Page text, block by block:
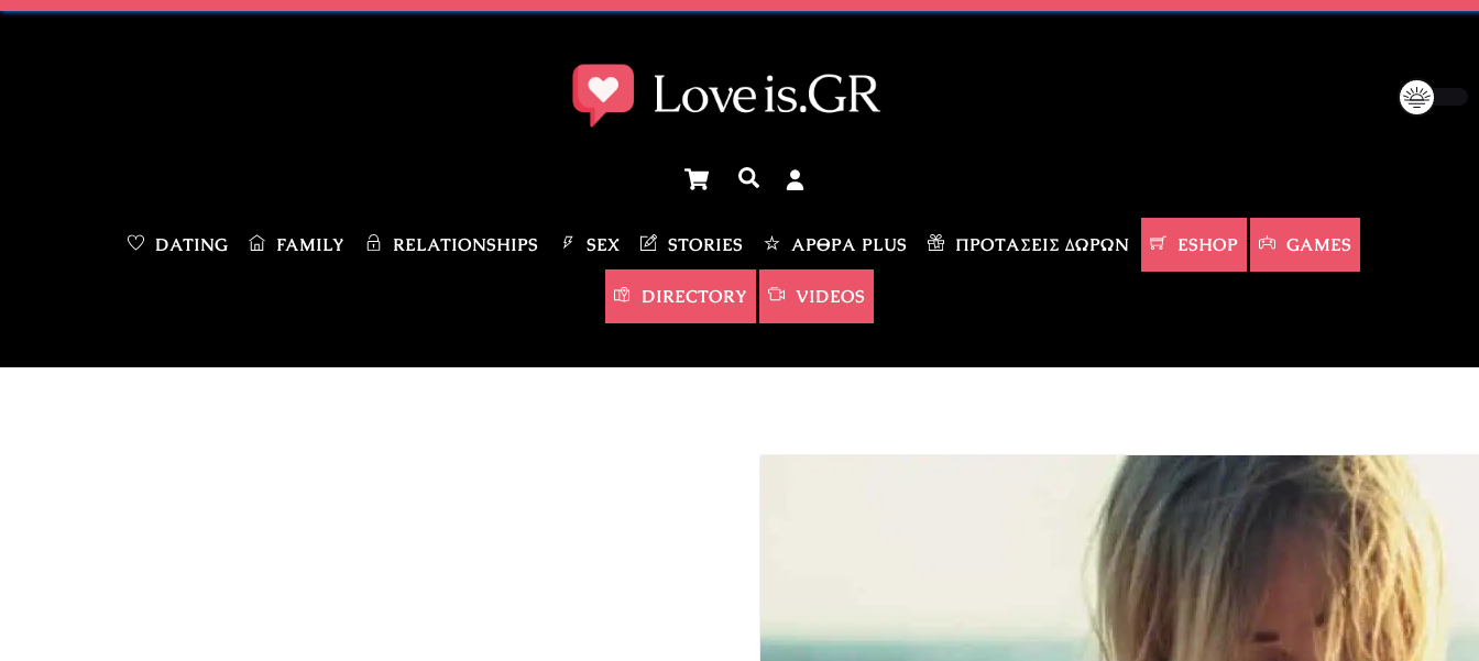
Skip
CartΑναζήτηση
DATING FAMILY RELATIONSHIPS SEX STORIES ΆΡΘΡΑ PLUS ΠΡΟΤΆΣΕΙΣ ΔΏΡΩΝ ESHOP GAMES
DIRECTORY VIDEOS